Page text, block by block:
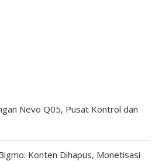
Nevo Q05, Pusat Kontrol dan
Konten Dihapus, Monetisasi